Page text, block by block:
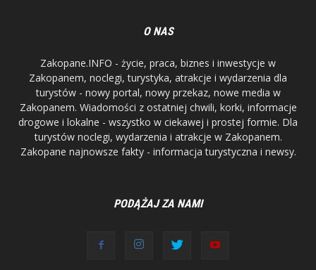
O NAS
Zakopane.INFO - życie, praca, biznes i inwestycje w
Zakopanem, noclegi, turystyka, atrakcje i wydarzenia dla
turystów - nowy portal, nowy przekaz, nowe media w
Zakopanem. Wiadomości z ostatniej chwili, korki, informacje
drogowe i lokalne - wszystko w ciekawej i prostej formie. Dla
turystów noclegi, wydarzenia i atrakcje w Zakopanem.
Zakopane najnowsze fakty - informacja turystyczna i newsy.
PODĄŻAJ ZA NAMI